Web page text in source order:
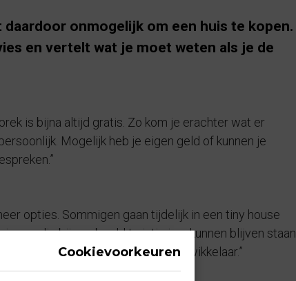
Cookievoorkeuren
onmogelijk om een huis te kopen.
en vertelt wat je moet weten als je de
is bijna altijd gratis. Zo kom je erachter wat er
Mogelijk heb je eigen geld of kunnen je
opties. Sommigen gaan tijdelijk in een tiny house
die bijvoorbeeld twintig jaar kunnen blijven staan.
afhankelijk van een projectontwikkelaar.”